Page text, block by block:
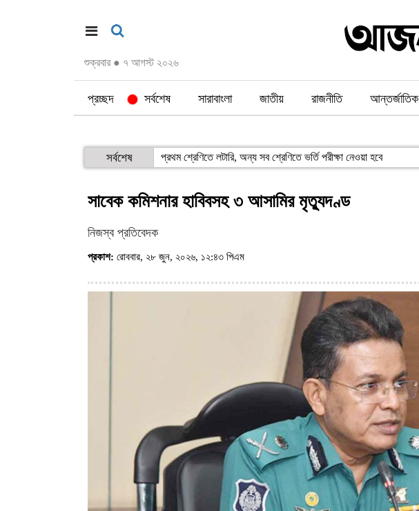
শুক্রবার ● ৭ আগস্ট ২০২৬
প্রচ্ছদ সর্বশেষ সারাবাংলা জাতীয় রাজনীতি আন্তর্জাতিক
সর্বশেষ প্রথম শ্রেণিতে লটারি, অন্য সব শ্রেণিতে ভর্তি পরীক্ষা নেওয়া হবে
সাবেক কমিশনার হাবিবসহ ৩ আসামির মৃত্যুদণ্ড
নিজস্ব প্রতিবেদক
প্রকাশ: রোববার, ২৮ জুন, ২০২৬, ১২:৪৩ পিএম